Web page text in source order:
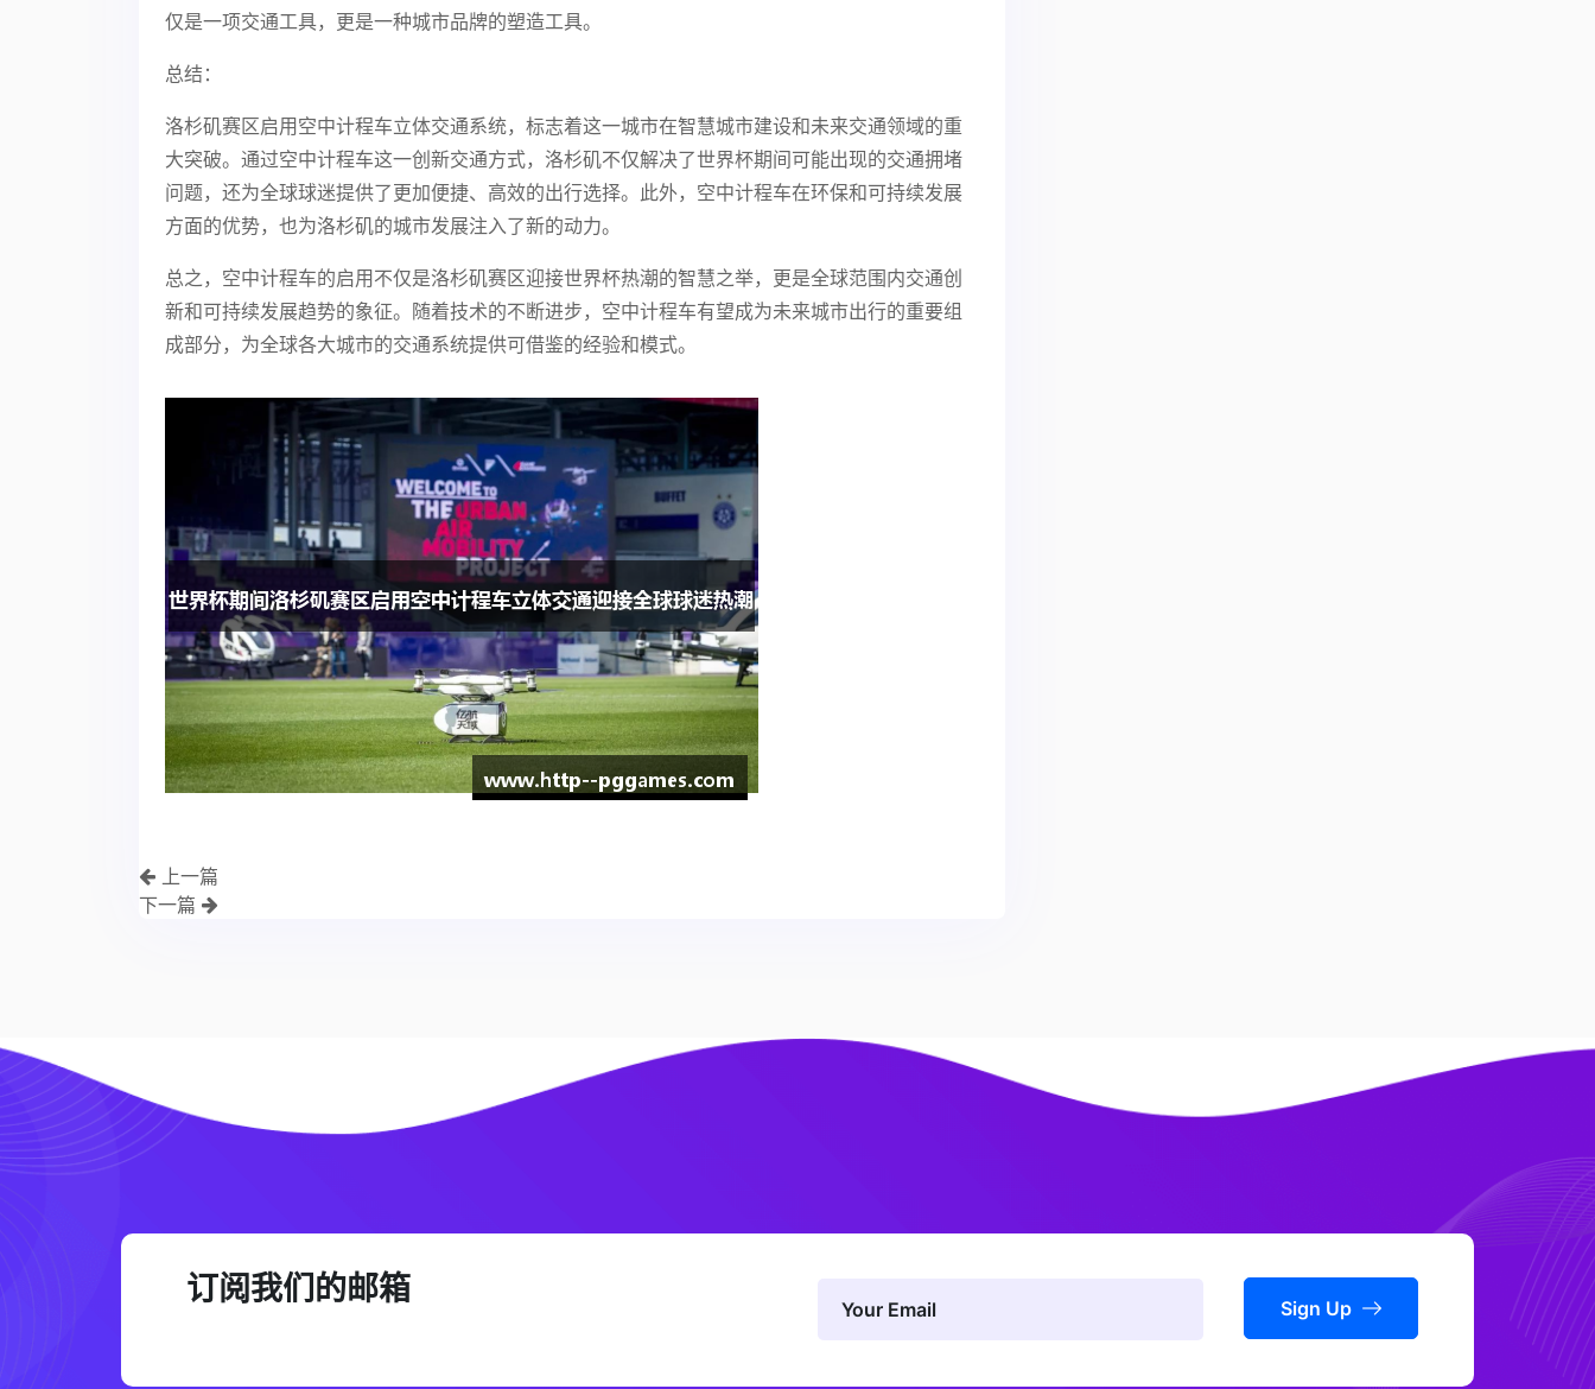
仅是一项交通工具，更是一种城市品牌的塑造工具。
总结：
洛杉矶赛区启用空中计程车立体交通系统，标志着这一城市在智慧城市建设和未来交通领域的重
大突破。通过空中计程车这一创新交通方式，洛杉矶不仅解决了世界杯期间可能出现的交通拥堵
问题，还为全球球迷提供了更加便捷、高效的出行选择。此外，空中计程车在环保和可持续发展
方面的优势，也为洛杉矶的城市发展注入了新的动力。
总之，空中计程车的启用不仅是洛杉矶赛区迎接世界杯热潮的智慧之举，更是全球范围内交通创
新和可持续发展趋势的象征。随着技术的不断进步，空中计程车有望成为未来城市出行的重要组
成部分，为全球各大城市的交通系统提供可借鉴的经验和模式。
上一篇
下一篇
订阅我们的邮箱
Sign Up